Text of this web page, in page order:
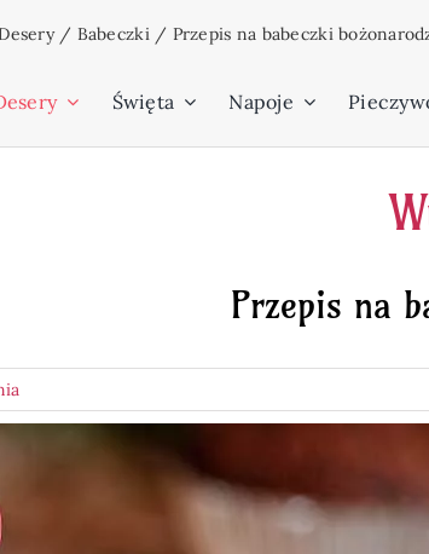
/ Babeczki/ Przepis na babeczki
Święta Napoje
Przepis na